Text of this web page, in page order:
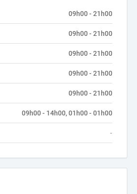
09h00 - 21h00
09h00 - 21h00
09h00 - 21h00
09h00 - 21h00
09h00 - 21h00
09h00 - 14h00, 01h00 - 01h00
-